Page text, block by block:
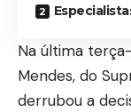
Na última
Mendes, do
derrubou a